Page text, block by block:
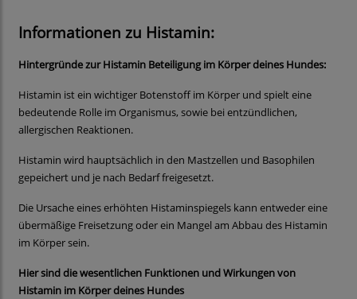
Informationen zu Histamin:
Hintergründe zur Histamin Beteiligung im Körper deines Hundes:
Histamin ist ein wichtiger Botenstoff im Körper und spielt eine
bedeutende Rolle im Organismus, sowie bei entzündlichen,
allergischen Reaktionen.
Histamin wird hauptsächlich in den Mastzellen und Basophilen
gepeichert und je nach Bedarf freigesetzt.
Die Ursache eines erhöhten Histaminspiegels kann entweder eine
übermäßige Freisetzung oder ein Mangel am Abbau des Histamin
im Körper sein.
Hier sind die wesentlichen Funktionen und Wirkungen von
Histamin im Körper deines Hundes